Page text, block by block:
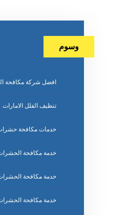
وسوم
افضل شركة مكافحة
تنظيف الفلل الامارات
خدمات مكافحة
خدمة مكافحة الحشرات
خدمة مكافحة
خدمة مكافحة